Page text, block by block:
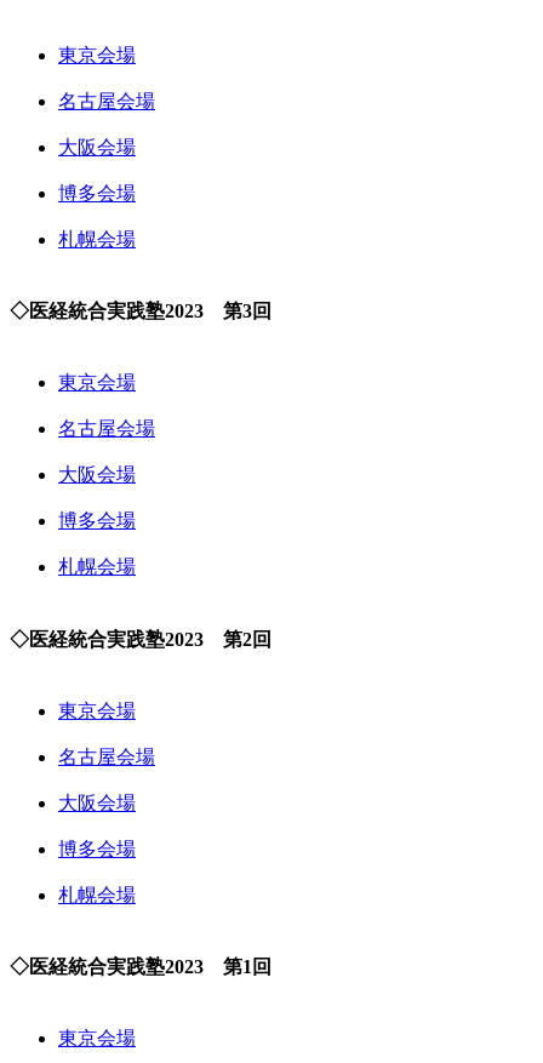
東京会場
名古屋会場
大阪会場
博多会場
札幌会場
◇医経統合実践塾2023 第3回
東京会場
名古屋会場
大阪会場
博多会場
札幌会場
◇医経統合実践塾2023 第2回
東京会場
名古屋会場
大阪会場
博多会場
札幌会場
◇医経統合実践塾2023 第1回
東京会場